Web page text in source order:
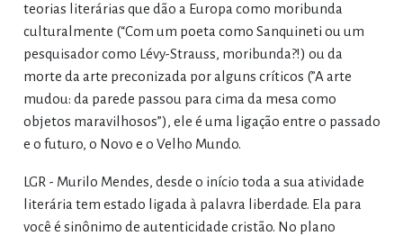
teorias literárias que dão a Europa como moribunda
culturalmente (“Com um poeta como Sanquineti ou um
pesquisador como Lévy-Strauss, moribunda?!) ou da
morte da arte preconizada por alguns críticos (”A arte
mudou: da parede passou para cima da mesa como
objetos maravilhosos”), ele é uma ligação entre o passado
e o futuro, o Novo e o Velho Mundo.
LGR - Murilo Mendes, desde o início toda a sua atividade
literária tem estado ligada à palavra liberdade. Ela para
você é sinônimo de autenticidade cristão. No plano